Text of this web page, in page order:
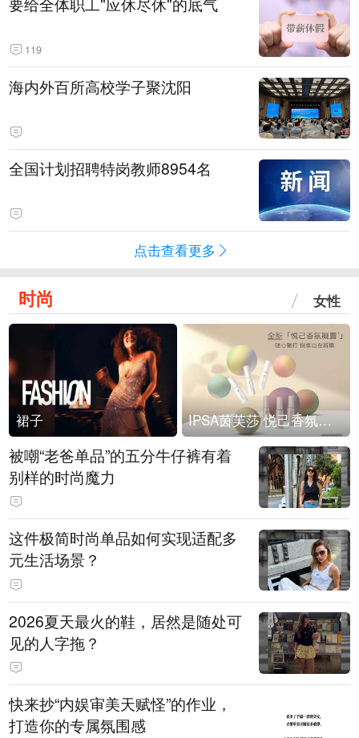
119
海内外百所高校学子聚沈阳
全国计划招聘特岗教师8954名
点击查看更多
时尚 女性
裙子 IPSA茵芙莎 悦己香氛凝露上市
被嘲“老爸单品”的五分牛仔裤有着
别样的时尚魔力
这件极简时尚单品如何实现适配多
元生活场景？
2026夏天最火的鞋，居然是随处可
见的人字拖？
快来抄“内娱审美天赋怪”的作业，
打造你的专属氛围感